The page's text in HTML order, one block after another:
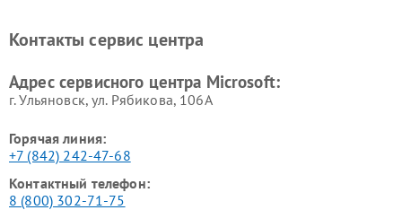
Контакты сервис центра
Адрес сервисного центра Microsoft:
г. Ульяновск, ул. Рябикова, 106А
Горячая линия:
+7 (842) 242-47-68
Контактный телефон:
8 (800) 302-71-75